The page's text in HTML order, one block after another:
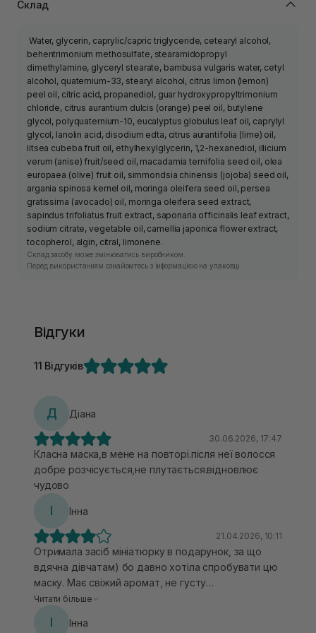
Склад
Water, glycerin, caprylic/capric triglyceride, cetearyl alcohol,
behentrimonium methosulfate, stearamidopropyl
dimethylamine, glyceryl stearate, bambusa vulgaris water, cetyl
alcohol, quaternium-33, stearyl alcohol, citrus limon (lemon)
peel oil, citric acid, propanediol, guar hydroxypropyltrimonium
chloride, citrus aurantium dulcis (orange) peel oil, butylene
glycol, polyquaternium-10, eucalyptus globulus leaf oil, caprylyl
glycol, lanolin acid, disodium edta, citrus aurantifolia (lime) oil,
litsea cubeba fruit oil, ethylhexylglycerin, 1,2-hexanediol, illicium
verum (anise) fruit/seed oil, macadamia ternifolia seed oil, olea
europaea (olive) fruit oil, simmondsia chinensis (jojoba) seed oil,
argania spinosa kernel oil, moringa oleifera seed oil, persea
gratissima (avocado) oil, moringa oleifera seed extract,
sapindus trifoliatus fruit extract, saponaria officinalis leaf extract,
sodium citrate, vegetable oil, camellia japonica flower extract,
tocopherol, algin, citral, limonene.
Склад засобу може змінюватись виробником.
Перед використанням ознайомтесь з інформацією на упаковці.
Відгуки
11 Відгуків
Д Діана
30.06.2026, 17:47
Класна маска,в мене на повторі.після неї волосся
добре розчісується,не плутається.відновлює
чудово
І Інна
21.04.2026, 10:11
Отримала засіб мініатюрку в подарунок, за що
вдячна дівчатам) бо давно хотіла спробувати цю
маску. Має свіжий аромат, не густу
консистенцію(обтяжувати не буде) Маска точно
пухнастому волоссю її буде замало!(як в моєму
Читати більше
І Інна